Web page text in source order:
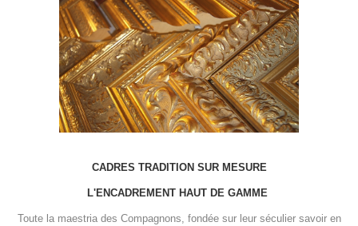
Contact
sur
instagram
sur
Facebook
CADRES TRADITION SUR MESURE
L'ENCADREMENT HAUT DE GAMME
Toute la maestria des Compagnons, fondée sur leur séculier savoir en